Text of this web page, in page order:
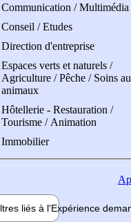
Communication / Multimédia
Conseil / Etudes
Direction d'entreprise
Espaces verts et naturels /
Agriculture / Pêche / Soins
animaux
Hôtellerie - Restauration /
Tourisme / Animation
Immobilier
liés à l'Expérience